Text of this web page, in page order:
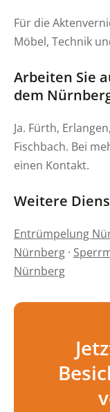
Für die
Möbel, Technik
Arbeiten Sie
dem
Ja. Fürth,
Fischbach. Bei
einen Kontakt.
Weitere
Entrümpelung
Nürnberg ·
Nürnberg